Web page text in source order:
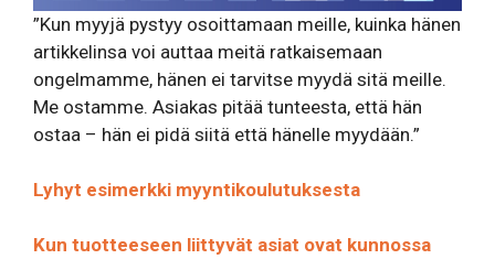
”Kun myyjä pystyy osoittamaan meille, kuinka hänen
artikkelinsa voi auttaa meitä ratkaisemaan
ongelmamme, hänen ei tarvitse myydä sitä meille.
Me ostamme. Asiakas pitää tunteesta, että hän
ostaa – hän ei pidä siitä että hänelle myydään.”
Lyhyt esimerkki myyntikoulutuksesta
Kun tuotteeseen liittyvät asiat ovat kunnossa